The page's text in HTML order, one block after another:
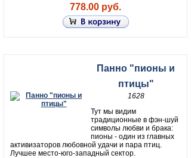
778.00 руб.
Панно "пионы и
птицы"
1628
Тут мы видим
традиционные в фэн-шуй
символы любви и брака:
пионы - один из главных
активизаторов любовной удачи и пара птиц.
Лучшее место-юго-западный сектор.